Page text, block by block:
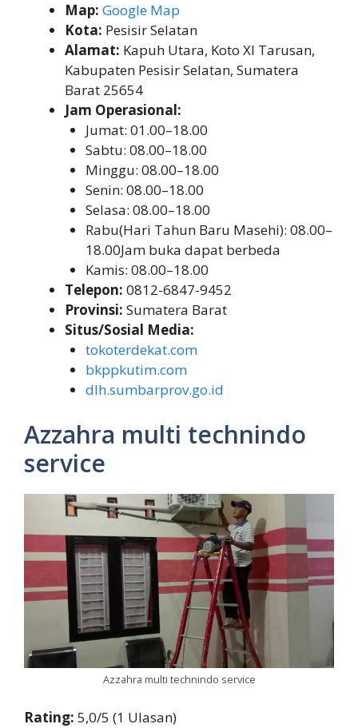
Map: Google Map
Kota: Pesisir Selatan
Alamat: Kapuh Utara, Koto XI Tarusan,
Kabupaten Pesisir Selatan, Sumatera
Barat 25654
Jam Operasional:
Jumat: 01.00–18.00
Sabtu: 08.00–18.00
Minggu: 08.00–18.00
Senin: 08.00–18.00
Selasa: 08.00–18.00
Rabu(Hari Tahun Baru Masehi): 08.00–
18.00Jam buka dapat berbeda
Kamis: 08.00–18.00
Telepon: 0812-6847-9452
Provinsi: Sumatera Barat
Situs/Sosial Media:
tokoterdekat.com
bkppkutim.com
dlh.sumbarprov.go.id
Azzahra multi technindo
service
Azzahra multi technindo service
Rating: 5,0/5 (1 Ulasan)